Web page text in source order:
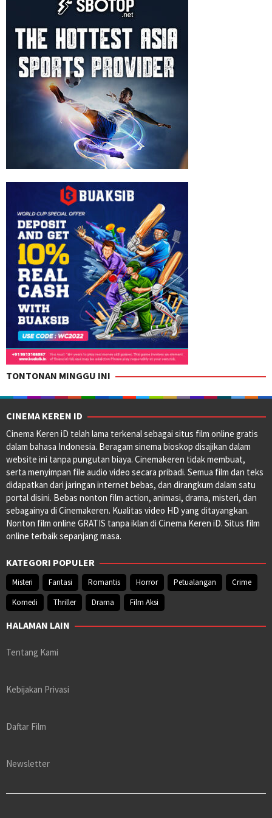
TONTONAN MINGGU INI
CINEMA KEREN ID
Cinema Keren iD telah lama terkenal sebagai situs film online gratis
dalam bahasa Indonesia. Beragam sinema bioskop disajikan dalam
website ini tanpa pungutan biaya. Cinemakeren tidak membuat,
serta menyimpan file audio video secara pribadi. Semua film dan teks
didapatkan dari jaringan internet bebas, dan dirangkum dalam satu
portal disini. Bebas nonton film action, animasi, drama, misteri, dan
sebagainya di Cinemakeren. Kualitas video HD yang ditayangkan.
Nonton film online GRATIS tanpa iklan di Cinema Keren iD. Situs film
online terbaik sepanjang masa.
KATEGORI POPULER
Misteri Fantasi Romantis Horror Petualangan
Crime
Komedi
Thriller Drama Film Aksi
HALAMAN LAIN
Tentang Kami
Kebijakan Privasi
Daftar Film
Newsletter